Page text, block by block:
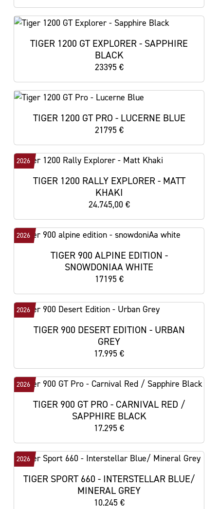
TIGER 1200 GT EXPLORER - SAPPHIRE
BLACK
23395 €
TIGER 1200 GT PRO - LUCERNE BLUE
21795 €
2026
TIGER 1200 RALLY EXPLORER - MATT
KHAKI
24.745,00 €
2026
TIGER 900 ALPINE EDITION -
SNOWDONIAA WHITE
17195 €
2026
TIGER 900 DESERT EDITION - URBAN
GREY
17.995 €
2026
TIGER 900 GT PRO - CARNIVAL RED /
SAPPHIRE BLACK
17.295 €
2026
TIGER SPORT 660 - INTERSTELLAR BLUE/
MINERAL GREY
10.245 €